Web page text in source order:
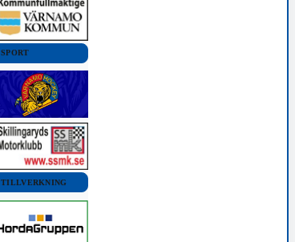
SPORT
TILLVERKNING